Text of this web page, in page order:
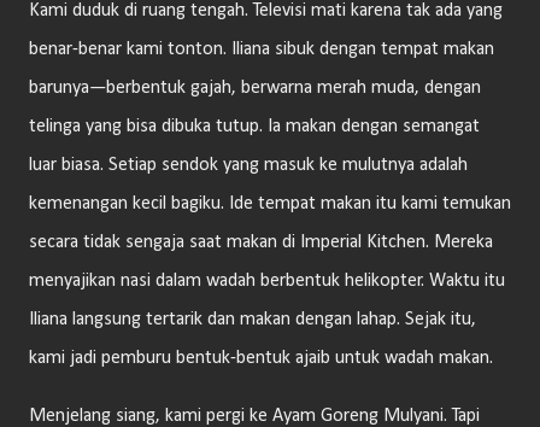
Kami duduk di ruang tengah. Televisi mati karena tak ada yang
benar-benar kami tonton. Iliana sibuk dengan tempat makan
barunya—berbentuk gajah, berwarna merah muda, dengan
telinga yang bisa dibuka tutup. Ia makan dengan semangat
luar biasa. Setiap sendok yang masuk ke mulutnya adalah
kemenangan kecil bagiku. Ide tempat makan itu kami temukan
secara tidak sengaja saat makan di Imperial Kitchen. Mereka
menyajikan nasi dalam wadah berbentuk helikopter. Waktu itu
Iliana langsung tertarik dan makan dengan lahap. Sejak itu,
kami jadi pemburu bentuk-bentuk ajaib untuk wadah makan.
Menjelang siang, kami pergi ke Ayam Goreng Mulyani. Tapi